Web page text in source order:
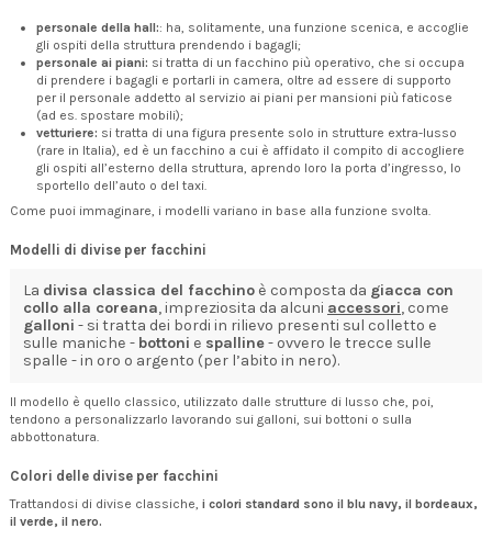
personale della hall:: ha, solitamente, una funzione scenica, e accoglie
gli ospiti della struttura prendendo i bagagli;
personale ai piani: si tratta di un facchino più operativo, che si occupa
di prendere i bagagli e portarli in camera, oltre ad essere di supporto
per il personale addetto al servizio ai piani per mansioni più faticose
(ad es. spostare mobili);
vetturiere: si tratta di una figura presente solo in strutture extra-lusso
(rare in Italia), ed è un facchino a cui è affidato il compito di accogliere
gli ospiti all’esterno della struttura, aprendo loro la porta d’ingresso, lo
sportello dell’auto o del taxi.
Come puoi immaginare, i modelli variano in base alla funzione svolta.
Modelli di divise per facchini
La divisa classica del facchino è composta da giacca con
collo alla coreana, impreziosita da alcuni accessori, come
galloni - si tratta dei bordi in rilievo presenti sul colletto e
sulle maniche - bottoni e spalline- ovvero le trecce sulle
spalle - in oro o argento (per l’abito in nero).
Il modello è quello classico, utilizzato dalle strutture di lusso che, poi,
tendono a personalizzarlo lavorando sui galloni, sui bottoni o sulla
abbottonatura.
Colori delle divise per facchini
Trattandosi di divise classiche, i colori standard sono il blu navy, il bordeaux,
il verde, il nero.